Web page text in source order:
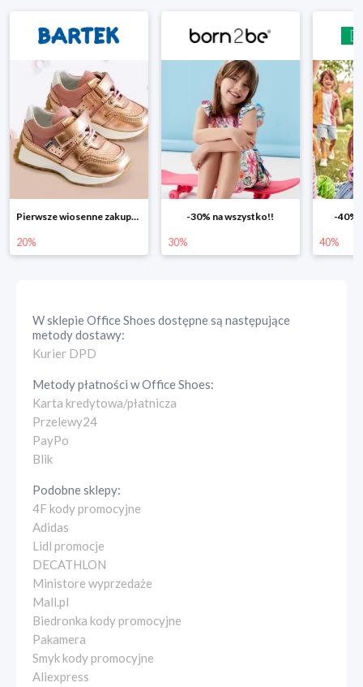
Pierwsze wiosenne zakupy -20%
20%
-30% na wszystko!!
30%
-40%
40%
W sklepieOffice Shoes dostępne są następujące
metody dostawy:
Kurier DPD
Metody płatności wOffice Shoes:
Karta kredytowa/płatnicza
Przelewy24
PayPo
Blik
Podobne sklepy:
4F kody promocyjne
Adidas
Lidl promocje
DECATHLON
Ministore wyprzedaże
Mall.pl
Biedronka kody promocyjne
Pakamera
Smyk kody promocyjne
Aliexpress